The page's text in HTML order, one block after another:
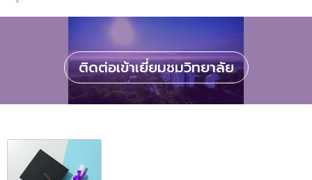
ติดต่อเข้าเยี่ยมชมวิทยาลัย